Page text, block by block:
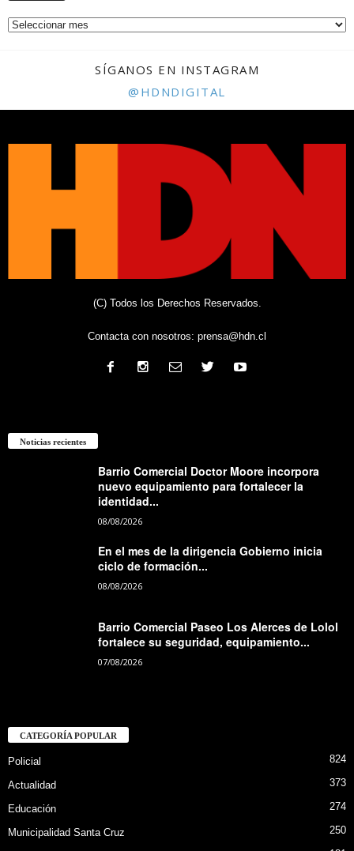
SÍGANOS EN INSTAGRAM
@HDNDIGITAL
(C) Todos los Derechos Reservados.
Contacta con nosotros: prensa@hdn.cl
Noticias recientes
Barrio Comercial Doctor Moore incorpora
nuevo equipamiento para fortalecer la
identidad...
08/08/2026
En el mes de la dirigencia Gobierno inicia
ciclo de formación...
08/08/2026
Barrio Comercial Paseo Los Alerces de Lolol
fortalece su seguridad, equipamiento...
07/08/2026
CATEGORÍA POPULAR
Policial 824
Actualidad 373
Educación 274
Municipalidad Santa Cruz 250